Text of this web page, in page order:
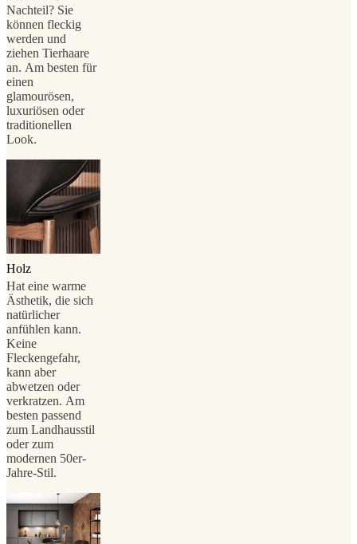
Nachteil? Sie
können fleckig
werden und
ziehen Tierhaare
an. Am besten für
einen
glamourösen,
luxuriösen oder
traditionellen
Look.
Holz
Hat eine warme
Ästhetik, die sich
natürlicher
anfühlen kann.
Keine
Fleckengefahr,
kann aber
abwetzen oder
verkratzen. Am
besten passend
zum Landhausstil
oder zum
modernen 50er-
Jahre-Stil.